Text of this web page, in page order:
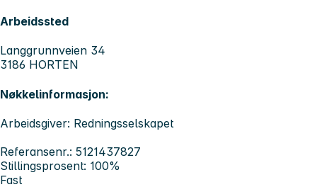
Arbeidssted
Langgrunnveien 34
3186 HORTEN
Nøkkelinformasjon:
Arbeidsgiver: Redningsselskapet
Referansenr.: 5121437827
Stillingsprosent: 100%
Fast